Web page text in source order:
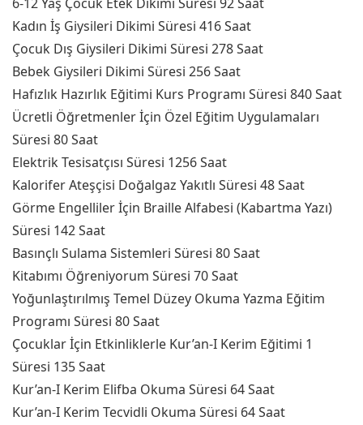
Kadın İş Giysileri Dikimi Süresi 416 Saat
Çocuk Dış Giysileri Dikimi Süresi 278 Saat
Bebek Giysileri Dikimi Süresi 256 Saat
Hafızlık Hazırlık Eğitimi Kurs Programı Süresi 840 Saat
Ücretli Öğretmenler İçin Özel Eğitim Uygulamaları
Süresi 80 Saat
Elektrik Tesisatçısı Süresi 1256 Saat
Kalorifer Ateşçisi Doğalgaz Yakıtlı Süresi 48 Saat
Görme Engelliler İçin Braille Alfabesi (Kabartma Yazı)
Süresi 142 Saat
Basınçlı Sulama Sistemleri Süresi 80 Saat
Kitabımı Öğreniyorum Süresi 70 Saat
Yoğunlaştırılmış Temel Düzey Okuma Yazma Eğitim
Programı Süresi 80 Saat
Çocuklar İçin Etkinliklerle Kur’an-I Kerim Eğitimi 1
Süresi 135 Saat
Kur’an-I Kerim Elifba Okuma Süresi 64 Saat
Kur’an-I Kerim Tecvidli Okuma Süresi 64 Saat